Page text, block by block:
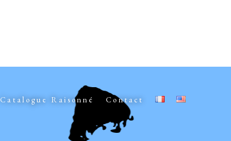
Catalogue Raisonné Contact